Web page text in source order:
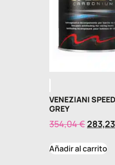
VENEZIANI
GREY
354,04€ 283,23
Añadir al carrito